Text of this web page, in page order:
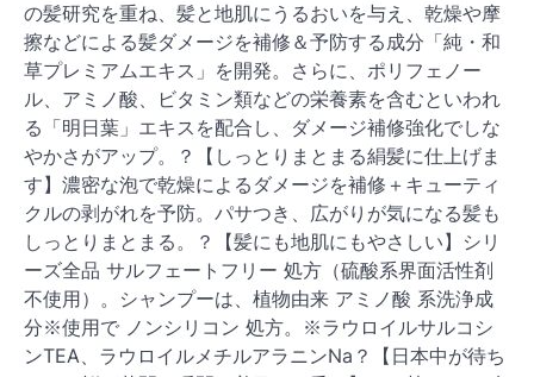
の髪研究を重ね、髪と地肌にうるおいを与え、乾燥や摩
擦などによる髪ダメージを補修＆予防する成分「純・和
草プレミアムエキス」を開発。さらに、ポリフェノー
ル、アミノ酸、ビタミン類などの栄養素を含むといわれ
る「明日葉」エキスを配合し、ダメージ補修強化でしな
やかさがアップ。？【しっとりまとまる絹髪に仕上げま
す】濃密な泡で乾燥によるダメージを補修＋キューティ
クルの剥がれを予防。パサつき、広がりが気になる髪も
しっとりまとまる。？【髪にも地肌にもやさしい】シリ
ーズ全品 サルフェートフリー 処方（硫酸系界面活性剤
不使用）。シャンプーは、植物由来 アミノ酸 系洗浄成
分※使用で ノンシリコン 処方。※ラウロイルサルコシ
ンTEA、ラウロイルメチルアラニンNa？【日本中が待ち